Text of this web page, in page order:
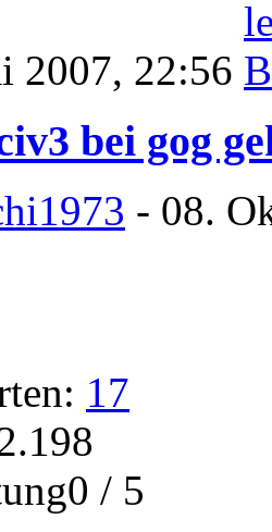
2007, 22:56
bei gog
- 08.
17
/ 5